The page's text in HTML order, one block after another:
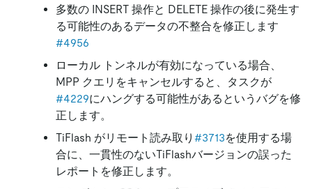
多数の INSERT 操作と DELETE 操作の後に発生す
る可能性のあるデータの不整合を修正します
#4956
ローカル トンネルが有効になっている場合、
MPP クエリをキャンセルすると、タスクが
#4229にハングする可能性があるというバグを修
正します。
TiFlash がリモート読み取り #3713を使用する場
合に、一貫性のないTiFlashバージョンの誤った
レポートを修正します。